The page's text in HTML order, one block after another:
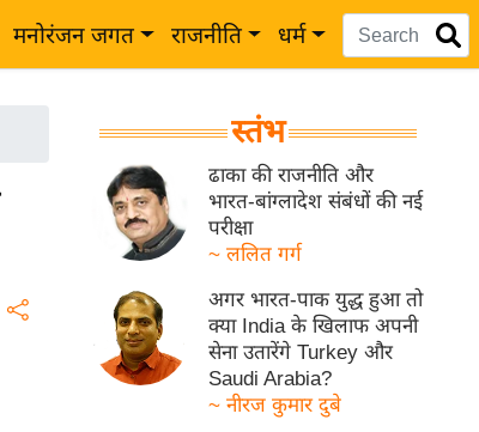
मनोरंजन जगत राजनीति धर्म
स्तंभ
ढाका की राजनीति और
भारत-बांग्लादेश संबंधों की नई
परीक्षा
~ ललित गर्ग
अगर भारत-पाक युद्ध हुआ तो
क्या India के खिलाफ अपनी
सेना उतारेंगे Turkey और
Saudi Arabia?
~ नीरज कुमार दुबे